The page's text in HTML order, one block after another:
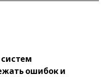
ошибок и